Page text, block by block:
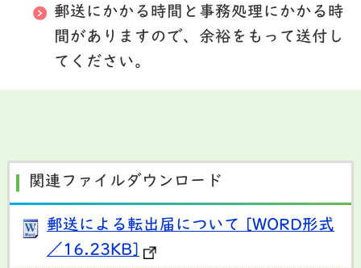
郵送にかかる時間と事務処理にかかる時
間がありますので、余裕をもって送付し
てください。
関連ファイルダウンロード
郵送による転出届について [WORD形式
／16.23KB]